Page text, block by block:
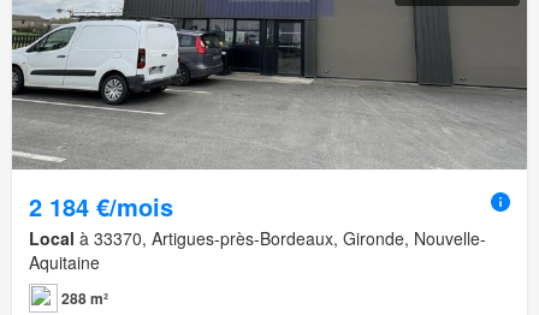
2 184 €/mois
Local à 33370, Artigues-près-Bordeaux, Gironde, Nouvelle-
Aquitaine
288 m²